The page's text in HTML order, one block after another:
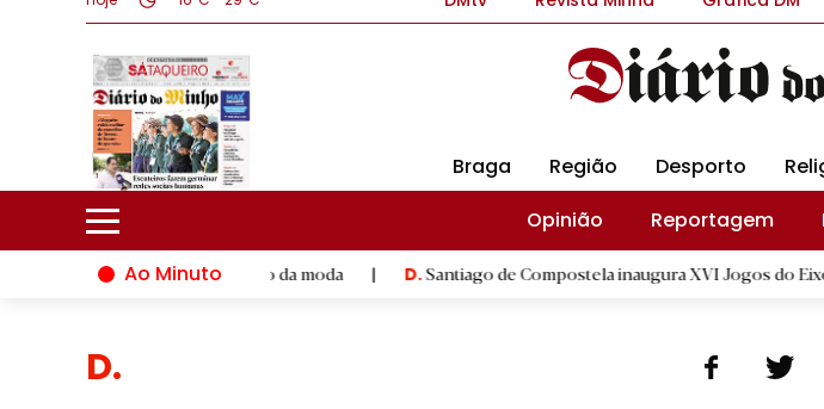
Braga Região Desporto
Opinião
Reportagem
Ao Minuto
inovação do mundo da moda D.Santiago de Compostela inaugura XVI Jogos do Eixo Atlântico
Despo